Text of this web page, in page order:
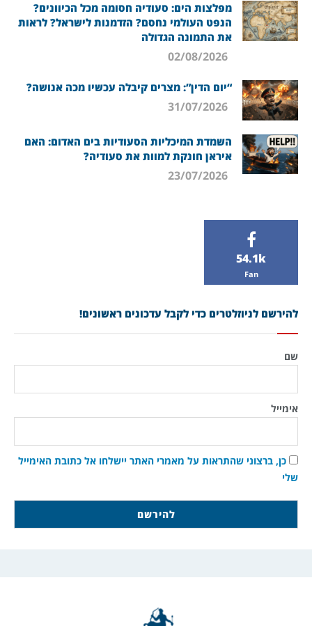
מפלצות הים: סעודיה חסומה מכל הכיוונים?
הנפט העולמי נחסם? הזדמנות לישראל? לראות
את התמונה הגדולה
“יום הדין”: מצרים קיבלה עכשיו מכה אנושה?
השמדת המיכליות הסעודיות בים האדום: האם
איראן חונקת למוות את סעודיה?
54.1k
Fan
להירשם לניוזלטרים כדי לקבל עדכונים ראשונים!
שם
אימייל
כן, ברצוני שהתראות על מאמרי האתר יישלחו אל כתובת האימייל
שלי